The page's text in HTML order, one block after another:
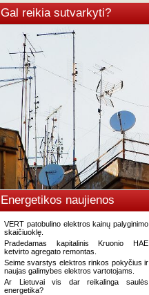
Gal reikia sutvarkyti?
Energetikos naujienos
VERT patobulino elektros kainų palyginimo
skaičiuoklę.
Pradedamas kapitalinis Kruonio HAE
ketvirto agregato remontas.
Seime svarstys elektros rinkos pokyčius ir
naujas galimybes elektros vartotojams.
Ar Lietuvai vis dar reikalinga saulės
energetika?